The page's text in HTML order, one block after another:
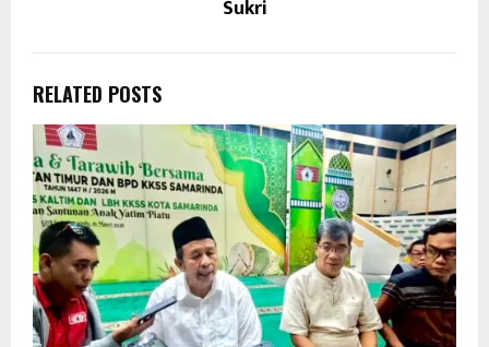
Sukri
RELATED POSTS